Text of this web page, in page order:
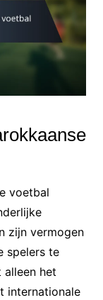
voetbal
zijn vermogen
spelers te
alleen het
internationale